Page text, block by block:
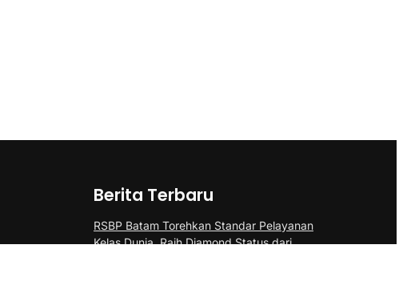
Berita Terbaru
RSBP Batam Torehkan Standar Pelayanan
Kelas Dunia, Raih Diamond Status dari